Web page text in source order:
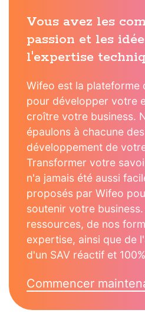
Vous avez les
passion et les
l'expertise
Wifeo est la plateforme
pour développer votre
croître votre business.
épaulons à chacune
développement de
Transformer votre
n'a jamais été aussi
proposés par Wifeo
soutenir votre
ressources, de nos
expertise, ainsi que de
d'un SAV réactif et
Commencer